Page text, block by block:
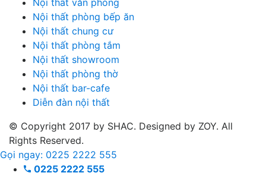
Nội thất phòng bếp ăn
Nội thất chung cư
Nội thất phòng tắm
Nội thất showroom
Nội thất phòng thờ
Nội thất bar-cafe
Diễn đàn nội thất
© Copyright 2017 by SHAC. Designed by ZOY. All
Rights Reserved.
Gọi ngay: 0225 2222 555
0225 2222 555